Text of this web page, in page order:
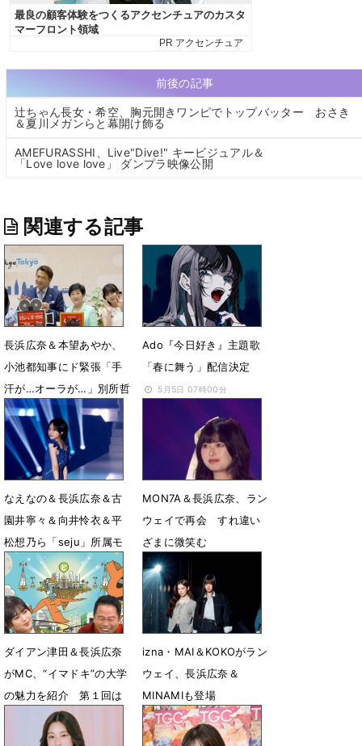
前後の記事
辻ちゃん長女・希空、胸元開きワンピでトップバッター おさき
＆夏川メガンらと幕開け飾る
AMEFURASSHI、Live"Dive!" キービジュアル＆
「Love love love」 ダンプラ映像公開
関連する記事
長浜広奈＆本望あやか、
小池都知事にド緊張「手
汗が…オーラが…」別所哲
也と表敬訪問
5月15日 07時50分
Ado『今日好き』主題歌
「春に舞う」配信決定
5月5日 07時00分
なえなの＆長浜広奈＆古
園井寧々＆向井怜衣＆平
松想乃ら「seju」所属モ
デルがランウェイ
4月1日 11時38分
MON7A＆長浜広奈、ラン
ウェイで再会 すれ違い
ざまに微笑む
4月1日 09時40分
ダイアン津田＆長浜広奈
がMC、“イマドキ”の大学
の魅力を紹介 第１回は
日本大学芸術学部
3月27日 11時51分
izna・MAI＆KOKOがラン
ウェイ、長浜広奈＆
MINAMIも登場
2月16日 08時08分